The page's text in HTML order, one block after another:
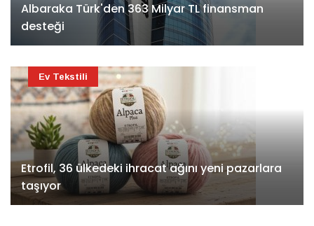
Albaraka Türk'den 363 Milyar TL finansman
desteği
Etrofil, 36 ülkedeki ihracat ağını yeni pazarlara
taşıyor
Ev Tekstili